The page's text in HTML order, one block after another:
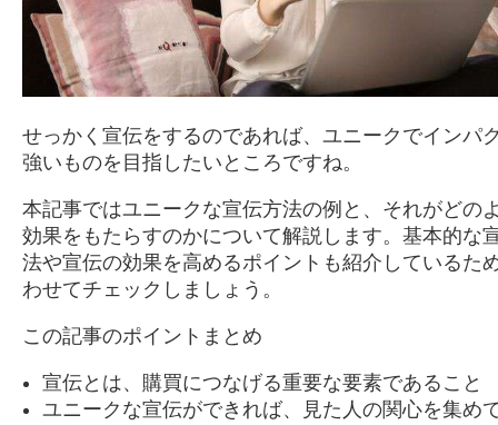
せっかく宣伝をするのであれば、ユニークでインパ
強いものを目指したいところですね。
本記事ではユニークな宣伝方法の例と、それがどの
効果をもたらすのかについて解説します。基本的な
法や宣伝の効果を高めるポイントも紹介しているた
わせてチェックしましょう。
この記事のポイントまとめ
宣伝とは、購買につなげる重要な要素であること
ユニークな宣伝ができれば、見た人の関心を集め